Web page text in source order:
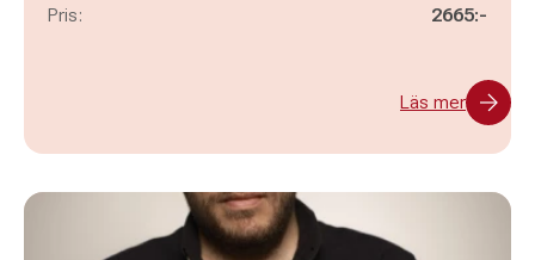
Pris: 2665:-
Läs mer